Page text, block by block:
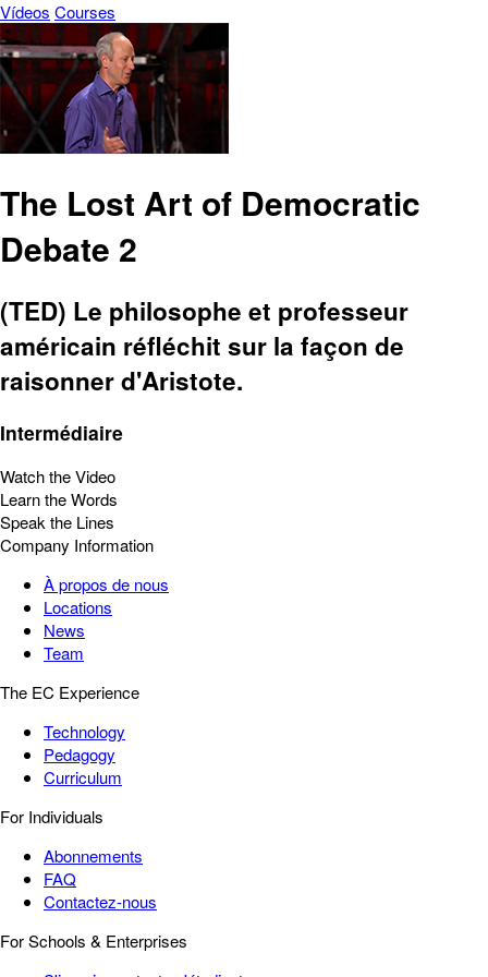
Vídeos Courses
The Lost Art of Democratic
Debate 2
(TED) Le philosophe et professeur
américain réfléchit sur la façon de
raisonner d'Aristote.
Intermédiaire
Watch the Video
Learn the Words
Speak the Lines
Company Information
À propos de nous
Locations
News
Team
The EC Experience
Technology
Pedagogy
Curriculum
For Individuals
Abonnements
FAQ
Contactez-nous
For Schools & Enterprises